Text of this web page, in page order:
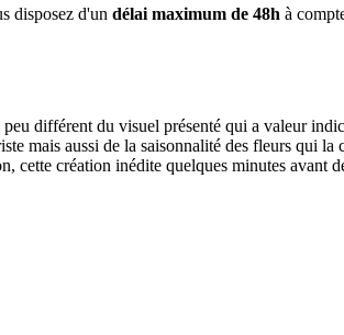
disposez d'un délai maximum de 48h à
différent du visuel présenté qui a valeur
mais aussi de la saisonnalité des fleurs qui
cette création inédite quelques minutes avant